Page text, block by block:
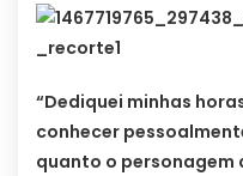
“Dediquei minhas
conhecer
quanto o personagem